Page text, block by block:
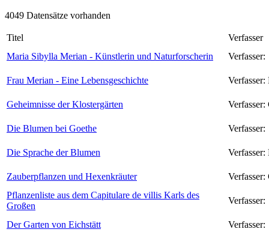
4049 Datensätze vorhanden
Titel
Verfasser
Maria Sibylla Merian - Künstlerin und Naturforscherin
Verfasser:
Frau Merian - Eine Lebensgeschichte Verfasser:
Geheimnisse der Klostergärten Verfasser:
Die Blumen bei Goethe Verfasser:
Die Sprache der Blumen Verfasser:
Zauberpflanzen und Hexenkräuter Verfasser:
Pflanzenliste aus dem Capitulare de villis Karls des
Großen
Verfasser:
Der Garten von Eichstätt Verfasser: